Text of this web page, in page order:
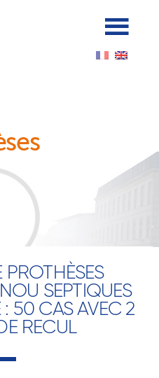
PROTHÈSES
SEPTIQUES
: 50 CAS AVEC 2
RECUL